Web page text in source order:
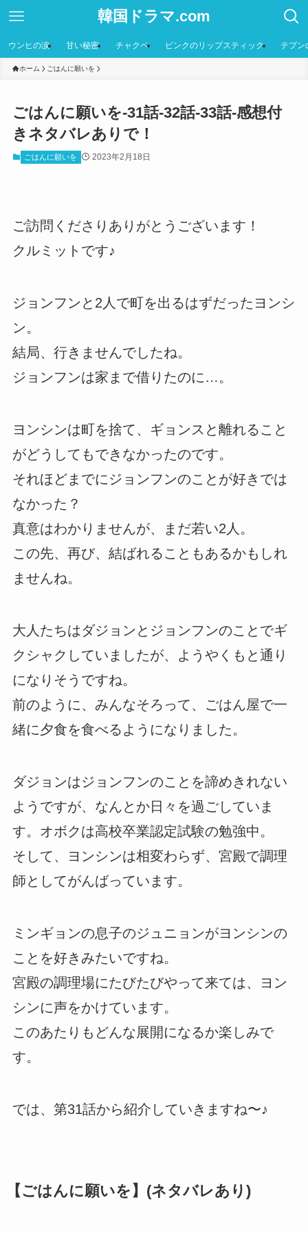
韓国ドラマ.com
ウンヒの涙 甘い秘密 チャクペ ピンクのリップスティック テプン
ホーム ごはんに願いを
ごはんに願いを-31話-32話-33話-感想付
きネタバレありで！
ごはんに願いを 2023年2月18日
ご訪問くださりありがとうございます！
クルミットです♪
ジョンフンと2人で町を出るはずだったヨンシ
ン。
結局、行きませんでしたね。
ジョンフンは家まで借りたのに…。
ヨンシンは町を捨て、ギョンスと離れること
がどうしてもできなかったのです。
それほどまでにジョンフンのことが好きでは
なかった？
真意はわかりませんが、まだ若い2人。
この先、再び、結ばれることもあるかもしれ
ませんね。
大人たちはダジョンとジョンフンのことでギ
クシャクしていましたが、ようやくもと通り
になりそうですね。
前のように、みんなそろって、ごはん屋で一
緒に夕食を食べるようになりました。
ダジョンはジョンフンのことを諦めきれない
ようですが、なんとか日々を過ごしていま
す。オボクは高校卒業認定試験の勉強中。
そして、ヨンシンは相変わらず、宮殿で調理
師としてがんばっています。
ミンギョンの息子のジュニョンがヨンシンの
ことを好きみたいですね。
宮殿の調理場にたびたびやって来ては、ヨン
シンに声をかけています。
このあたりもどんな展開になるか楽しみで
す。
では、第31話から紹介していきますね〜♪
【ごはんに願いを】(ネタバレあり)